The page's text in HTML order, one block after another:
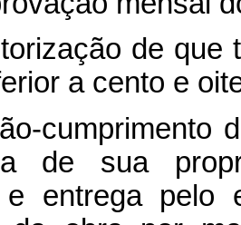
de
a cento e
cumprimento
de sua
e entrega pelo